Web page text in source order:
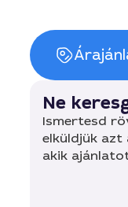
Ne
Ismertesd
elküldjük azt
akik